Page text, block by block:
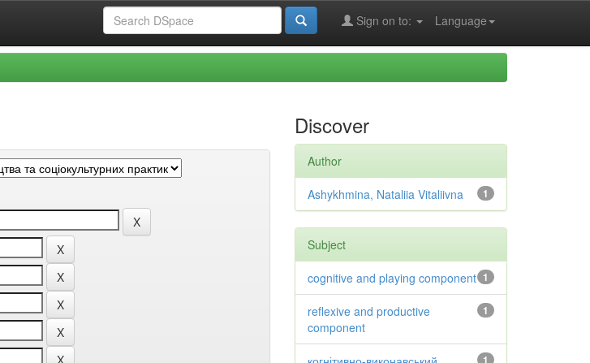
Language
Sign on to:
Discover
Author
1
Ashykhmina, Nataliia Vitaliivna
Subject
1
cognitive and playing component
1
reflexive and productive
component
1